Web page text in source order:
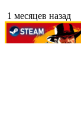
1 месяцев назад